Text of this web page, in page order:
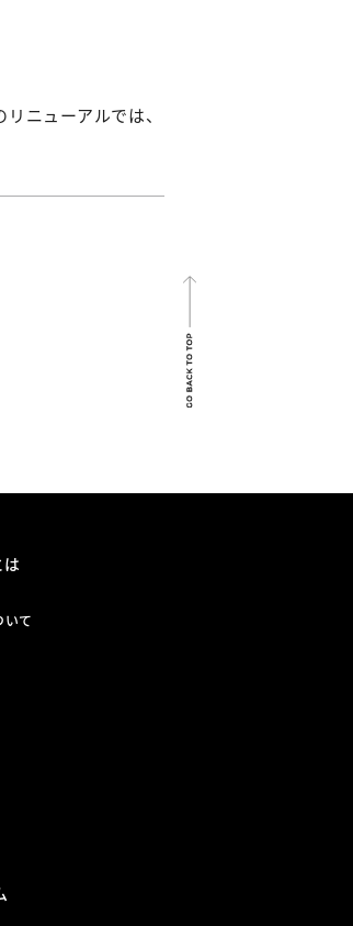
ニューアルでは、
いて